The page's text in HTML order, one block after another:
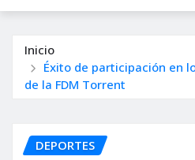
Inicio
Éxito de participación en
de la FDM Torrent
DEPORTES